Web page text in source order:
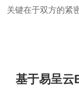
关键在于双方的紧
基于易呈云